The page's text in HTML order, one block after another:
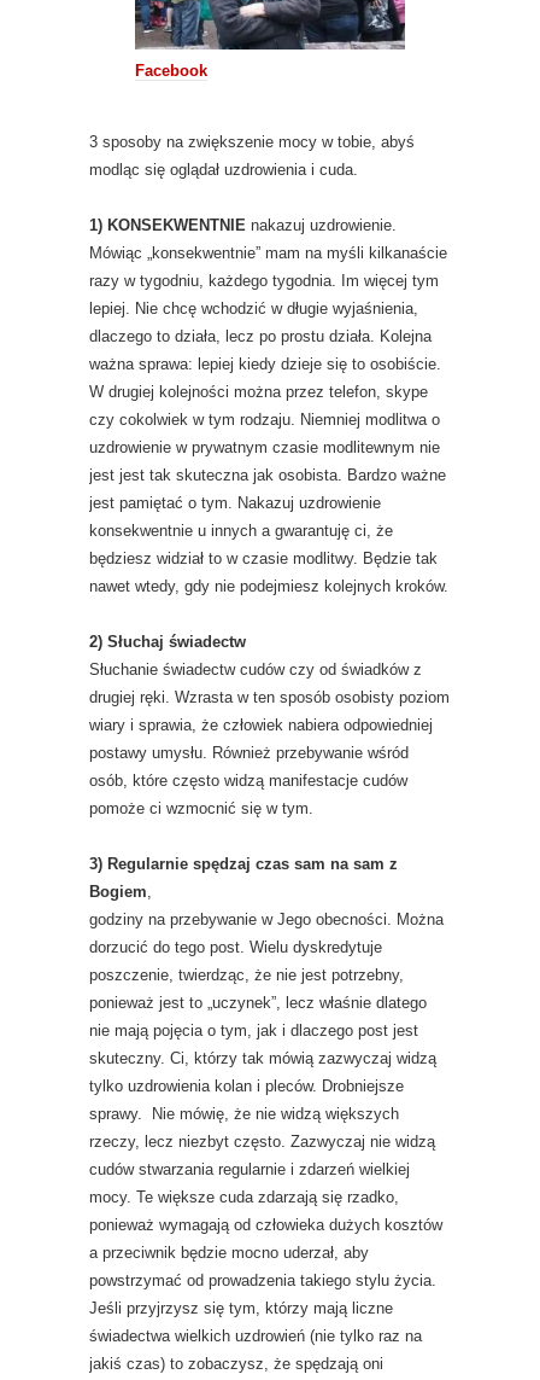
Facebook
3 sposoby na zwiększenie mocy w tobie, abyś
modląc się oglądał uzdrowienia i cuda.
1) KONSEKWENTNIE nakazuj uzdrowienie.
Mówiąc „konsekwentnie” mam na myśli kilkanaście
razy w tygodniu, każdego tygodnia. Im więcej tym
lepiej. Nie chcę wchodzić w długie wyjaśnienia,
dlaczego to działa, lecz po prostu działa. Kolejna
ważna sprawa: lepiej kiedy dzieje się to osobiście.
W drugiej kolejności można przez telefon, skype
czy cokolwiek w tym rodzaju. Niemniej modlitwa o
uzdrowienie w prywatnym czasie modlitewnym nie
jest jest tak skuteczna jak osobista. Bardzo ważne
jest pamiętać o tym. Nakazuj uzdrowienie
konsekwentnie u innych a gwarantuję ci, że
będziesz widział to w czasie modlitwy. Będzie tak
nawet wtedy, gdy nie podejmiesz kolejnych kroków.
2) Słuchaj świadectw
Słuchanie świadectw cudów czy od świadków z
drugiej ręki. Wzrasta w ten sposób osobisty poziom
wiary i sprawia, że człowiek nabiera odpowiedniej
postawy umysłu. Również przebywanie wśród
osób, które często widzą manifestacje cudów
pomoże ci wzmocnić się w tym.
3) Regularnie spędzaj czas sam na sam z
Bogiem,
godziny na przebywanie w Jego obecności. Można
dorzucić do tego post. Wielu dyskredytuje
poszczenie, twierdząc, że nie jest potrzebny,
ponieważ jest to „uczynek”, lecz właśnie dlatego
nie mają pojęcia o tym, jak i dlaczego post jest
skuteczny. Ci, którzy tak mówią zazwyczaj widzą
tylko uzdrowienia kolan i pleców. Drobniejsze
sprawy. Nie mówię, że nie widzą większych
rzeczy, lecz niezbyt często. Zazwyczaj nie widzą
cudów stwarzania regularnie i zdarzeń wielkiej
mocy. Te większe cuda zdarzają się rzadko,
ponieważ wymagają od człowieka dużych kosztów
a przeciwnik będzie mocno uderzał, aby
powstrzymać od prowadzenia takiego stylu życia.
Jeśli przyjrzysz się tym, którzy mają liczne
świadectwa wielkich uzdrowień (nie tylko raz na
jakiś czas) to zobaczysz, że spędzają oni